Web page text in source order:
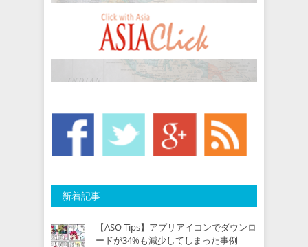
新着記事
【ASO Tips】アプリアイコンでダウンロ
ードが34%も減少してしまった事例